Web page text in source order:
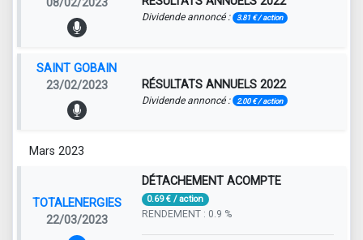
Dividende annoncé : 3.81 € / action
SAINT GOBAIN
23/02/2023
RÉSULTATS ANNUELS 2022
Dividende annoncé : 2.00 € / action
Mars 2023
TOTALENERGIES
22/03/2023
DÉTACHEMENT ACOMPTE
0.69 € / action
RENDEMENT : 0.9 %